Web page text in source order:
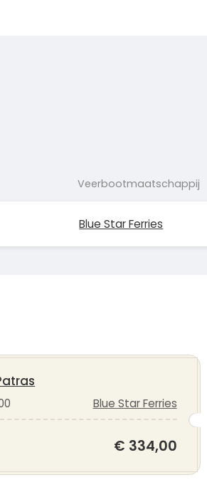
Veerbootmaatschappij
Blue Star Ferries
Blue Star Ferries
€ 334,00